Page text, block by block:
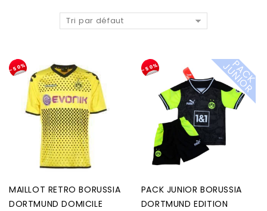
Tri par défaut
-50%
MAILLOT RETRO BORUSSIA
DORTMUND DOMICILE
-50% P
A
C
K
J
U
N
I
O
R
PACK JUNIOR BORUSSIA
DORTMUND EDITION